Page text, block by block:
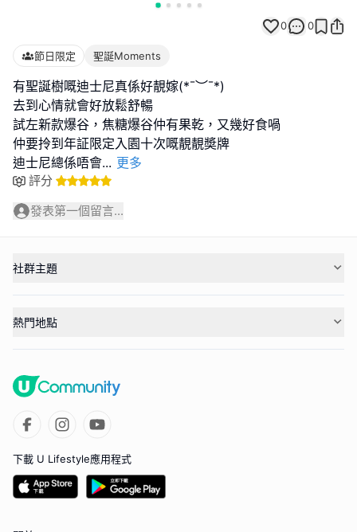
0 0
節日限定 聖誕Moments
有聖誕樹嘅迪士尼真係好靚嫁(*¯︶¯*)
去到心情就會好放鬆舒暢
試左新款爆谷，焦糖爆谷仲有果乾，又幾好食喎
仲要拎到年証限定入園十次嘅靚靚奬牌
迪士尼總係唔會... 更多
評分
發表第一個留言...
社群主題
熱門地點
下載 U Lifestyle應用程式